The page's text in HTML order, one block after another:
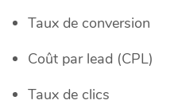
Taux de conversion
Coût par lead (CPL)
Taux de clics